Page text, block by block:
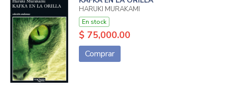
HARUKI MURAKAMI
En stock
$ 75,000.00
Comprar